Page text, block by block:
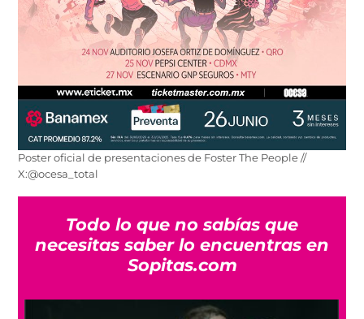
Poster oficial de presentaciones de Foster The People //
X:@ocesa_total
Todo lo que no sabías que
necesitas saber lo encuentras en
Sopitas.com